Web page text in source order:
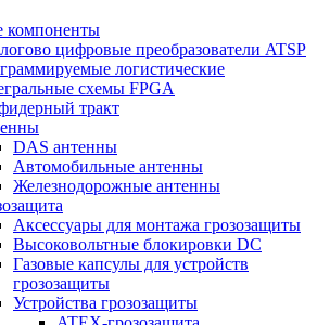
компоненты
цифровые преобразователи ATSP
логистические
схемы FPGA
тракт
DAS антенны
Автомобильные антенны
Железнодорожные антенны
Аксессуары для монтажа грозозащиты
Высоковольтные блокировки DC
Газовые капсулы для устройств
грозозащиты
Устройства грозозащиты